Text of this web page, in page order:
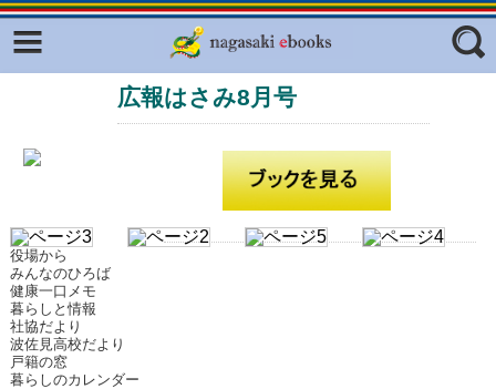
フリーワード
ジャンル
広報はさみ8月号
役場から
みんなのひろば
健康一口メモ
暮らしと情報
社協だより
波佐見高校だより
戸籍の窓
暮らしのカレンダー
Facebook
ふくいろキラリプロジェクト
ラリー（TOKYO Brochures）
はじめてご利用される方へ
コンテンツ
広報誌ナビ
明治日本の産業革命遺産